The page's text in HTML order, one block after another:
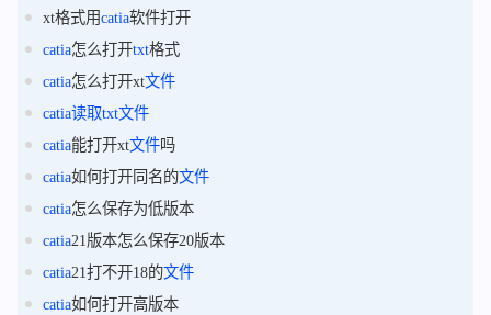
xt格式用catia软件打开
catia怎么打开txt格式
catia怎么打开xt文件
catia读取txt文件
catia能打开xt文件吗
catia如何打开同名的文件
catia怎么保存为低版本
catia21版本怎么保存20版本
catia21打不开18的文件
catia如何打开高版本